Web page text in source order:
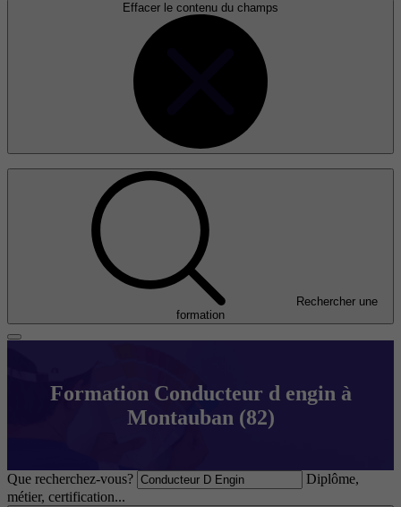
Effacer le contenu du champs
Rechercher une
formation
Formation Conducteur d engin à
Montauban (82)
Que recherchez-vous?
Diplôme,
métier, certification...